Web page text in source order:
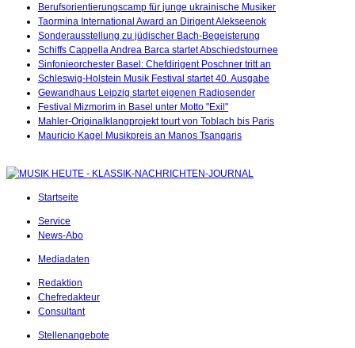
Berufsorientierungscamp für junge ukrainische Musiker
Taormina International Award an Dirigent Alekseenok
Sonderausstellung zu jüdischer Bach-Begeisterung
Schiffs Cappella Andrea Barca startet Abschiedstournee
Sinfonieorchester Basel: Chefdirigent Poschner tritt an
Schleswig-Holstein Musik Festival startet 40. Ausgabe
Gewandhaus Leipzig startet eigenen Radiosender
Festival Mizmorim in Basel unter Motto "Exil"
Mahler-Originalklangprojekt tourt von Toblach bis Paris
Mauricio Kagel Musikpreis an Manos Tsangaris
Startseite
Service
News-Abo
Mediadaten
Redaktion
Chefredakteur
Consultant
Stellenangebote